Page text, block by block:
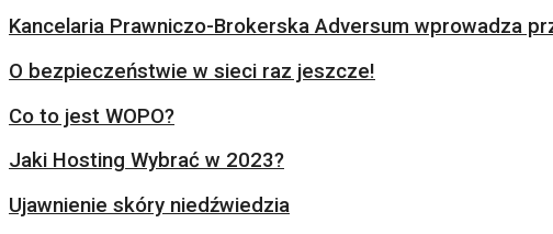
Kancelaria Prawniczo-Brokerska Adversum wprowadza
O bezpieczeństwie w sieci raz jeszcze!
Co to jest WOPO?
Jaki Hosting Wybrać w 2023?
Ujawnienie skóry niedźwiedzia